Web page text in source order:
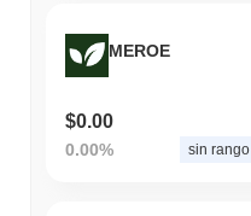
MEROE
$0.00
0.00% sin rango